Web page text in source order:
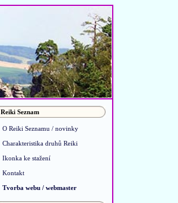
Reiki Seznam
O Reiki Seznamu / novinky
Charakteristika druhů Reiki
Ikonka ke stažení
Kontakt
Tvorba webu / webmaster